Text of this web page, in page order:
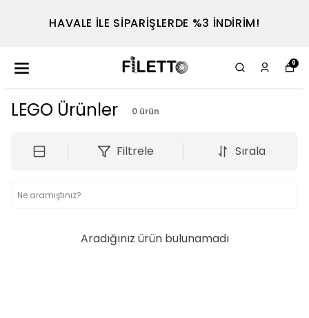
HAVALE İLE SİPARİŞLERDE %3 İNDİRİM!
0
LEGO Ürünler 0 ürün
Filtrele Sırala
Aradığınız ürün bulunamadı